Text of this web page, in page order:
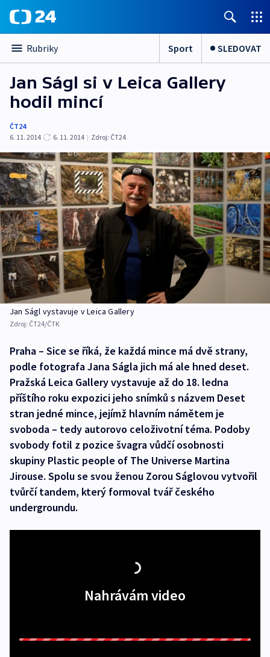
Rubriky Sport SLEDOVAT
Jan Ságl si v Leica Gallery
hodil mincí
ČT24
6. 11. 2014
6. 11. 2014 | Zdroj: ČT24
Jan Ságl vystavuje v Leica Gallery
Zdroj: ČT24/ČTK
Praha – Sice se říká, že každá mince má dvě strany,
podle fotografa Jana Ságla jich má ale hned deset.
Pražská Leica Gallery vystavuje až do 18. ledna
příštího roku expozici jeho snímků s názvem Deset
stran jedné mince, jejímž hlavním námětem je
svoboda – tedy autorovo celoživotní téma. Podoby
svobody fotil z pozice švagra vůdčí osobnosti
skupiny Plastic people of The Universe Martina
Jirouse. Spolu se svou ženou Zorou Ságlovou vytvořil
tvůrčí tandem, který formoval tvář českého
undergroundu.
Nahrávám video